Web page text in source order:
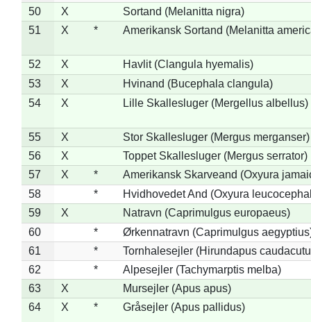
50
X
Sortand (Melanitta nigra)
51
X * Amerikansk Sortand (Melanitta
52 X
Havlit (Clangula hyemalis)
53
X
Hvinand (Bucephala clangula)
54
X Lille Skallesluger (Mergellus albellus)
55 X
Stor Skallesluger (Mergus merganser)
56
X
Toppet Skallesluger (Mergus serrator)
57
X *
Amerikansk Skarveand (Oxyura
58
*
Hvidhovedet And (Oxyura
59
X
Natravn (Caprimulgus europaeus)
60
*
Ørkennatravn (Caprimulgus
61
*
Tornhalesejler (Hirundapus
62
*
Alpesejler (Tachymarptis melba)
63
X
Mursejler (Apus apus)
64
X * Gråsejler (Apus pallidus)